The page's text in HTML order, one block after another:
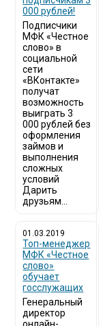
000 рублей!
Подписчики
МФК «Честное
слово» в
социальной
сети
«ВКонтакте»
получат
возможность
выиграть 3
000 рублей без
оформления
займов и
выполнения
сложных
условий
Дарить
друзьям...
01.03.2019
Топ-менеджер
МФК «Честное
слово»
обучает
госслужащих
Генеральный
директор